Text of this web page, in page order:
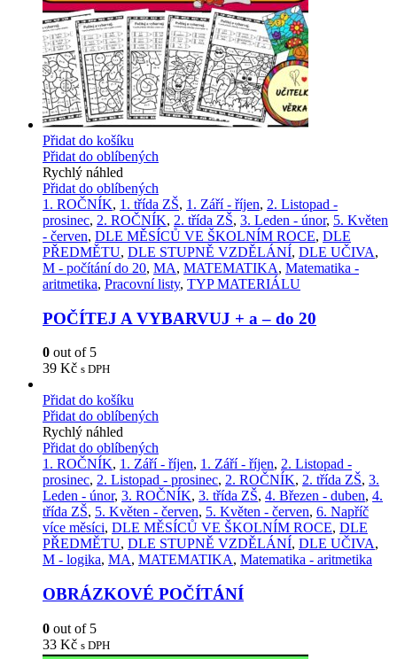
Přidat do košíku
Přidat do oblíbených
Rychlý náhled
Přidat do oblíbených
1. ROČNÍK, 1. třída ZŠ, 1. Září - říjen, 2. Listopad -
prosinec, 2. ROČNÍK, 2. třída ZŠ, 3. Leden - únor, 5. Květen
- červen, DLE MĚSÍCŮ VE ŠKOLNÍM ROCE, DLE
PŘEDMĚTU, DLE STUPNĚ VZDĚLÁNÍ, DLE UČIVA,
M - počítání do 20, MA, MATEMATIKA, Matematika -
aritmetika, Pracovní listy, TYP MATERIÁLU
POČÍTEJ A VYBARVUJ + a – do 20
0 out of 5
39 Kč s DPH
Přidat do košíku
Přidat do oblíbených
Rychlý náhled
Přidat do oblíbených
1. ROČNÍK, 1. Září - říjen, 1. Září - říjen, 2. Listopad -
prosinec, 2. Listopad - prosinec, 2. ROČNÍK, 2. třída ZŠ, 3.
Leden - únor, 3. ROČNÍK, 3. třída ZŠ, 4. Březen - duben, 4.
třída ZŠ, 5. Květen - červen, 5. Květen - červen, 6. Napříč
více měsíci, DLE MĚSÍCŮ VE ŠKOLNÍM ROCE, DLE
PŘEDMĚTU, DLE STUPNĚ VZDĚLÁNÍ, DLE UČIVA,
M - logika, MA, MATEMATIKA, Matematika - aritmetika
OBRÁZKOVÉ POČÍTÁNÍ
0 out of 5
33 Kč s DPH